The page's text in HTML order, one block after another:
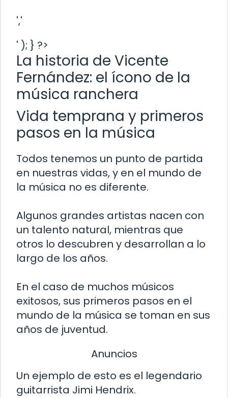
','
' ); } ?>
La historia de Vicente
Fernández: el ícono de la
música ranchera
Vida temprana y primeros
pasos en la música
Todos tenemos un punto de partida
en nuestras vidas, y en el mundo de
la música no es diferente.
Algunos grandes artistas nacen con
un talento natural, mientras que
otros lo descubren y desarrollan a lo
largo de los años.
En el caso de muchos músicos
exitosos, sus primeros pasos en el
mundo de la música se toman en sus
años de juventud.
Anuncios
Un ejemplo de esto es el legendario
guitarrista Jimi Hendrix.